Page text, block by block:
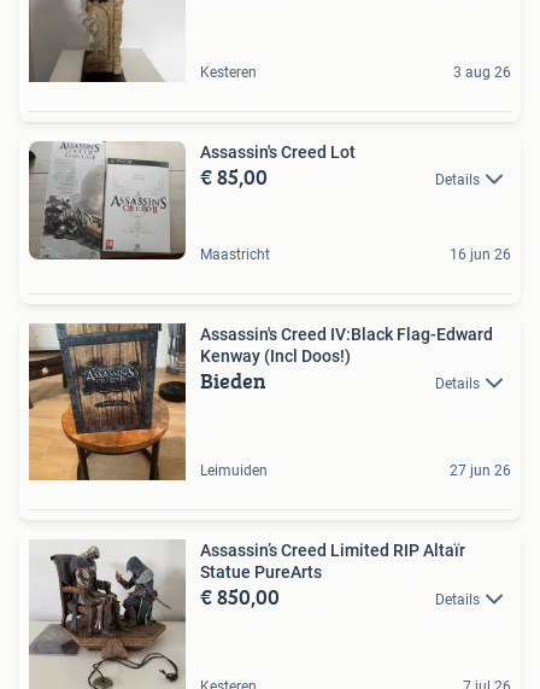
Kesteren 3 aug 26
Assassin's Creed Lot
€ 85,00 Details
Maastricht 16 jun 26
Assassin's Creed IV:Black Flag-Edward
Kenway (Incl Doos!)
Bieden Details
Leimuiden 27 jun 26
Assassin’s Creed Limited RIP Altaïr
Statue PureArts
€ 850,00 Details